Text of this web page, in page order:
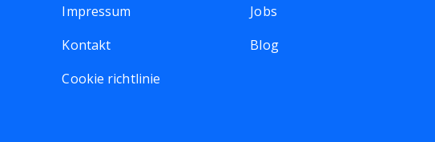
Impressum
Kontakt
Cookie richtlinie
Jobs
Blog